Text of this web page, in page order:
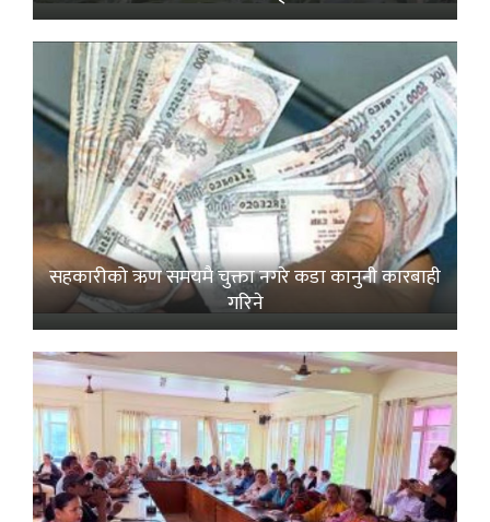
सहकारीको ऋण समयमै चुक्ता नगरे कडा कानुनी कारबाही
गरिने